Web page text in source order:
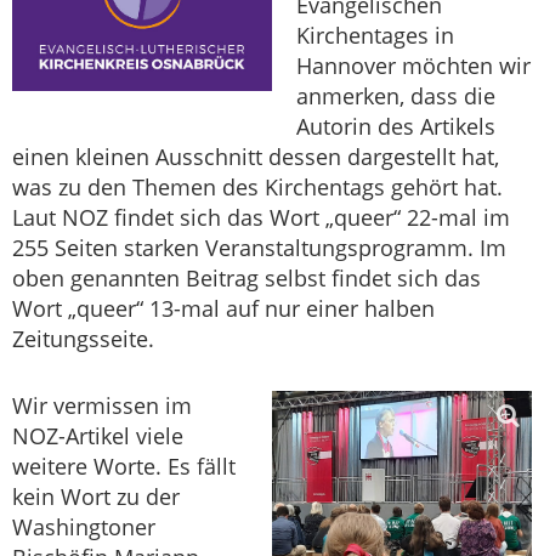
Kirchentages in
Hannover möchten wir
anmerken, dass die
Autorin des Artikels
einen kleinen Ausschnitt dessen dargestellt hat,
was zu den Themen des Kirchentags gehört hat.
Laut NOZ findet sich das Wort „queer“ 22-mal im
255 Seiten starken Veranstaltungsprogramm. Im
oben genannten Beitrag selbst findet sich das
Wort „queer“ 13-mal auf nur einer halben
Zeitungsseite.
Wir vermissen im
NOZ-Artikel viele
weitere Worte. Es fällt
kein Wort zu der
Washingtoner